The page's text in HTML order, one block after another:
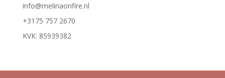
info@melinaonfire.nl
+3175 757 2670
KVK: 85939382